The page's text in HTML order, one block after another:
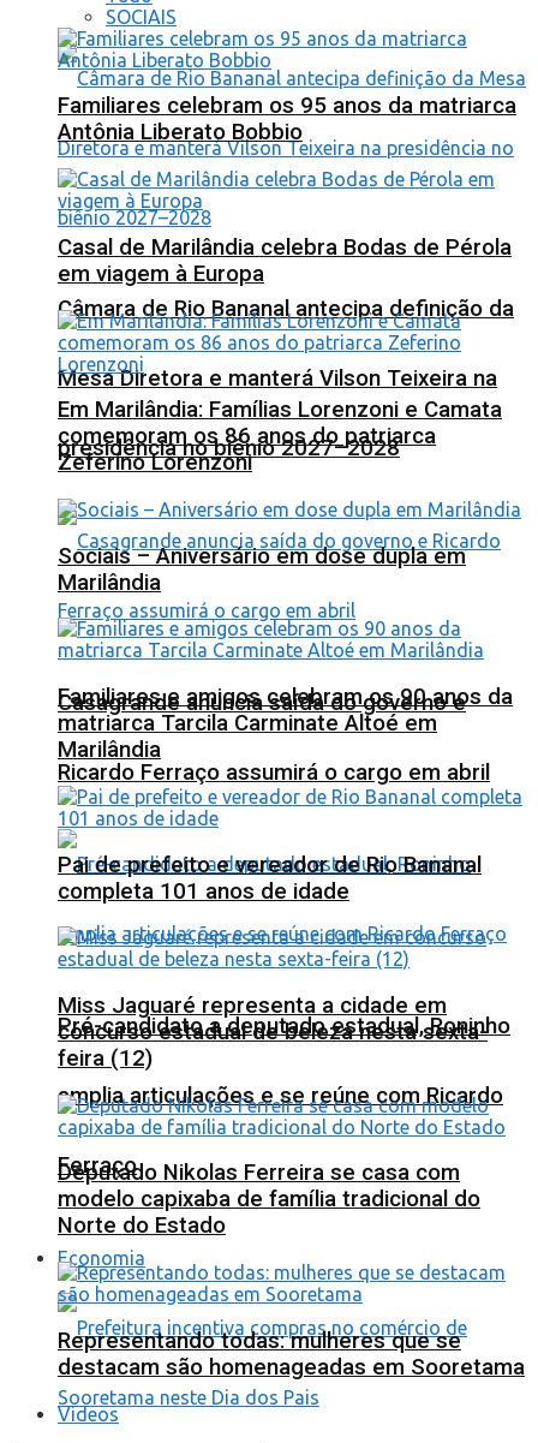
Câmara de Rio Bananal antecipa definição da
Mesa Diretora e manterá Vilson Teixeira na
presidência no biênio 2027–2028
Casagrande anuncia saída do governo e
Ricardo Ferraço assumirá o cargo em abril
Pré-candidato a deputado estadual, Roninho
amplia articulações e se reúne com Ricardo
Ferraço
Economia
SOCIAIS
Familiares celebram os 95 anos da matriarca
Antônia Liberato Bobbio
Casal de Marilândia celebra Bodas de Pérola
em viagem à Europa
Em Marilândia: Famílias Lorenzoni e Camata
comemoram os 86 anos do patriarca
Zeferino Lorenzoni
Sociais – Aniversário em dose dupla em
Marilândia
Familiares e amigos celebram os 90 anos da
matriarca Tarcila Carminate Altoé em
Marilândia
Pai de prefeito e vereador de Rio Bananal
completa 101 anos de idade
Miss Jaguaré representa a cidade em
concurso estadual de beleza nesta sexta-
feira (12)
Deputado Nikolas Ferreira se casa com
modelo capixaba de família tradicional do
Norte do Estado
Representando todas: mulheres que se
destacam são homenageadas em Sooretama
Videos